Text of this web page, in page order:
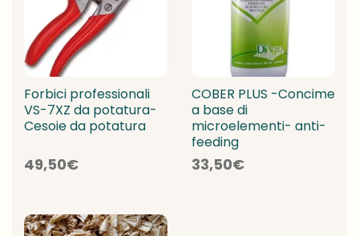
Forbici professionali
VS-7XZ da potatura-
Cesoie da potatura
49,50€
COBER PLUS -Concime
a base di
microelementi- anti-
feeding
33,50€